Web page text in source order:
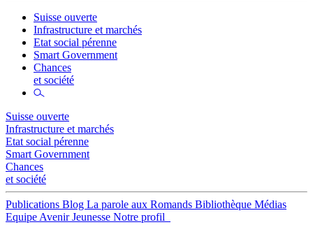
Suisse ouverte
Infrastructure et marchés
Etat social pérenne
Smart Government
Chances
et société
Suisse ouverte
Infrastructure et marchés
Etat social pérenne
Smart Government
Chances
et société
Publications Blog La parole aux Romands Bibliothèque Médias
Equipe Avenir Jeunesse Notre profil